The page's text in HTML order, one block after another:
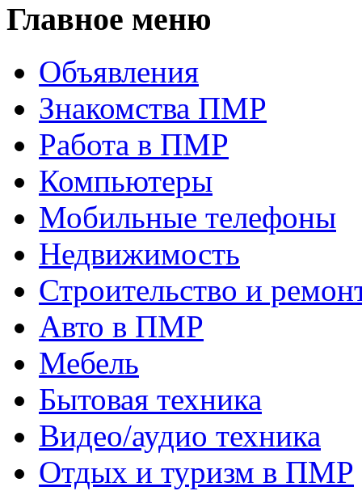
Главное меню
Объявления
Знакомства ПМР
Работа в ПМР
Компьютеры
Мобильные телефоны
Недвижимость
Строительство и
Авто в ПМР
Мебель
Бытовая техника
Видео/аудио техника
Отдых и туризм в ПМР